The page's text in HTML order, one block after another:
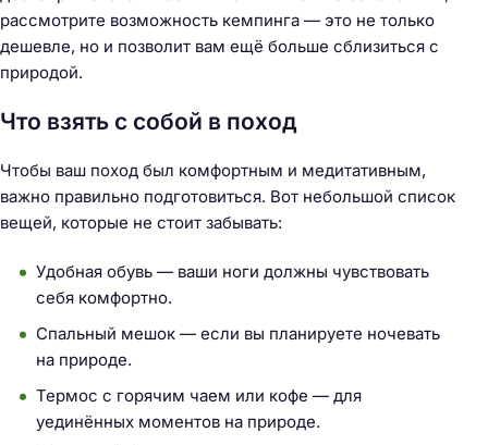
рассмотрите возможность кемпинга — это не только
дешевле, но и позволит вам ещё больше сблизиться с
природой.
Что взять с собой в поход
Чтобы ваш поход был комфортным и медитативным,
важно правильно подготовиться. Вот небольшой список
вещей, которые не стоит забывать:
Удобная обувь — ваши ноги должны чувствовать
себя комфортно.
Спальный мешок — если вы планируете ночевать
на природе.
Термос с горячим чаем или кофе — для
уединённых моментов на природе.